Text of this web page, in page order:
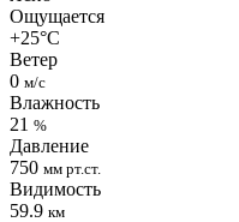
Ощущается
+25°C
Ветер
0 м/с
Влажность
21 %
Давление
750 мм рт.ст.
Видимость
59.9 км